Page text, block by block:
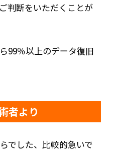
判断をいただくことが
99％以上のデータ復旧
者より
でした、比較的急いで